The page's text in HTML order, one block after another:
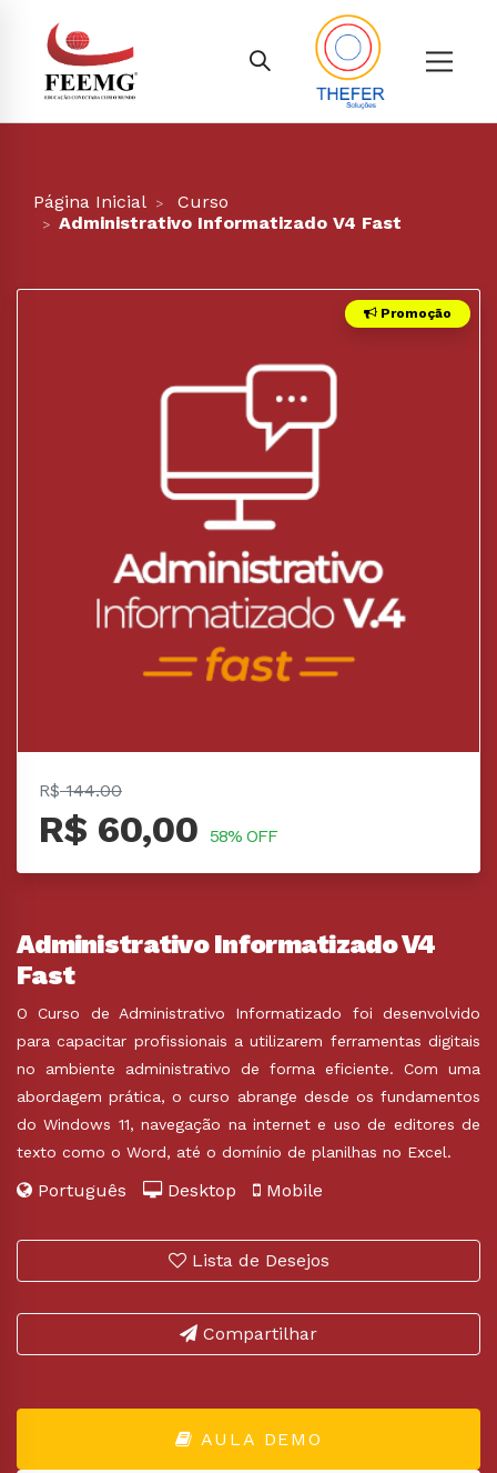
Página Inicial
Curso
Administrativo Informatizado V4 Fast
Promoção
R$144.00
R$ 60,00 58% OFF
Administrativo Informatizado V4
Fast
O Curso de Administrativo Informatizado foi desenvolvido
para capacitar profissionais a utilizarem ferramentas digitais
no ambiente administrativo de forma eficiente. Com uma
abordagem prática, o curso abrange desde os fundamentos
do Windows 11, navegação na internet e uso de editores de
texto como o Word, até o domínio de planilhas no Excel.
Português Desktop Mobile
Lista de Desejos
Compartilhar
AULA DEMO